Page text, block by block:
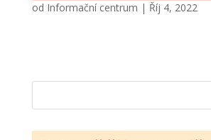
od Informační centrum | Říj 4, 2022